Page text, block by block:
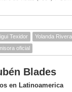
Texidor
Yolanda Rivera
oficial
Blades
en Latinoamerica